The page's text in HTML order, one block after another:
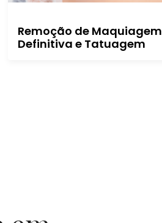
Remoção de Maquiagem
Definitiva e Tatuagem